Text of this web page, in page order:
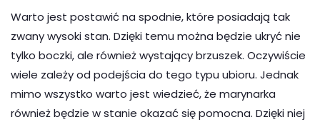
Warto jest postawić na spodnie, które posiadają tak
zwany wysoki stan. Dzięki temu można będzie ukryć nie
tylko boczki, ale również wystający brzuszek. Oczywiście
wiele zależy od podejścia do tego typu ubioru. Jednak
mimo wszystko warto jest wiedzieć, że marynarka
również będzie w stanie okazać się pomocna. Dzięki niej